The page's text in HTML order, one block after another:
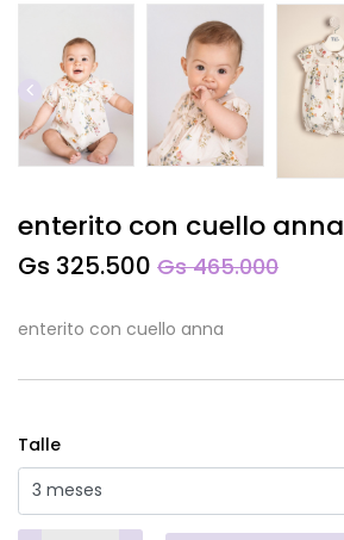
enterito con cuello anna
Gs 325.500 Gs 465.000
enterito con cuello anna
Talle